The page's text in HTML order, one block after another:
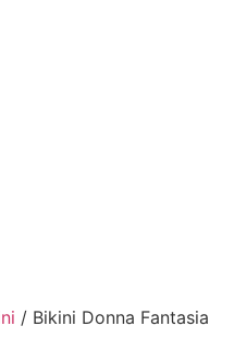
/ Bikini Donna Fantasia